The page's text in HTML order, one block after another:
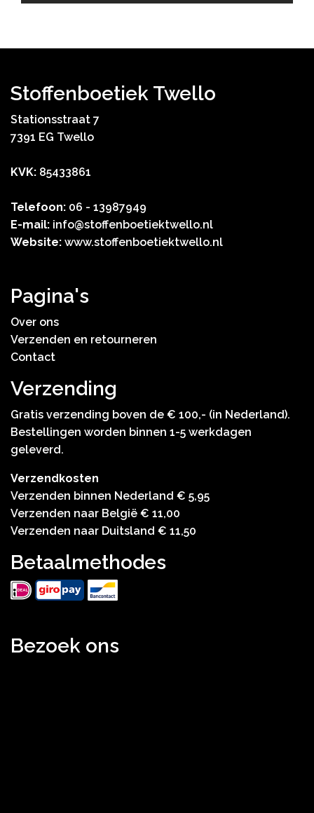
Stoffenboetiek Twello
Stationsstraat 7
7391 EG Twello
KVK: 85433861
Telefoon: 06 - 13987949
E-mail: info@stoffenboetiektwello.nl
Website: www.stoffenboetiektwello.nl
Pagina's
Over ons
Verzenden en retourneren
Contact
Verzending
Gratis verzending boven de € 100,- (in Nederland).
Bestellingen worden binnen 1-5 werkdagen
geleverd.
Verzendkosten
Verzenden binnen Nederland € 5,95
Verzenden naar België € 11,00
Verzenden naar Duitsland € 11,50
Betaalmethodes
Bezoek ons